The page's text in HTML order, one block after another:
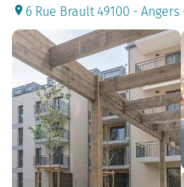
6 Rue Brault 49100 -